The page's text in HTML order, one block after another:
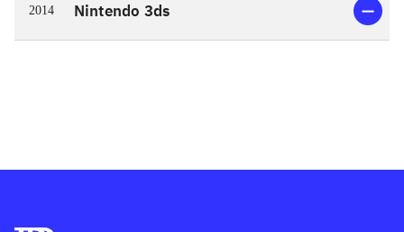
2014 Nintendo 3ds